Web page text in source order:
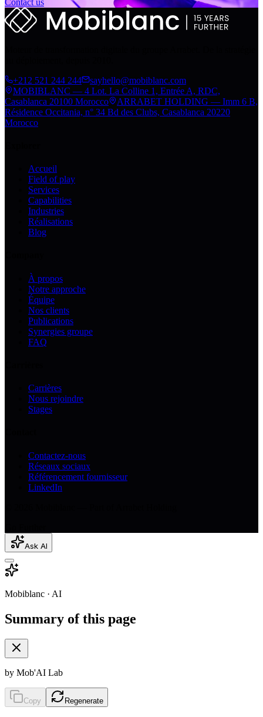
+212 521 244 244
sayhello@mobiblanc.com
MOBIBLANC — 4 Lot. La Colline 1, Entrée A, RDC,
Casablanca 20100 Morocco
ARRABET HOLDING — Imm 6 B,
Résidence Occitania, n° 34 Bd des Clubs, Casablanca 20220
Morocco
Accueil
Field of play
Services
Capabilities
Industries
Réalisations
Blog
À propos
Notre approche
Équipe
Nos clients
Publications
Synergies groupe
FAQ
Carrières
Nous rejoindre
Stages
Contactez-nous
Réseaux sociaux
Référencement fournisseur
LinkedIn
Ask AI
Mobiblanc · AI
Summary of this page
by Mob'AI Lab
Copy Regenerate